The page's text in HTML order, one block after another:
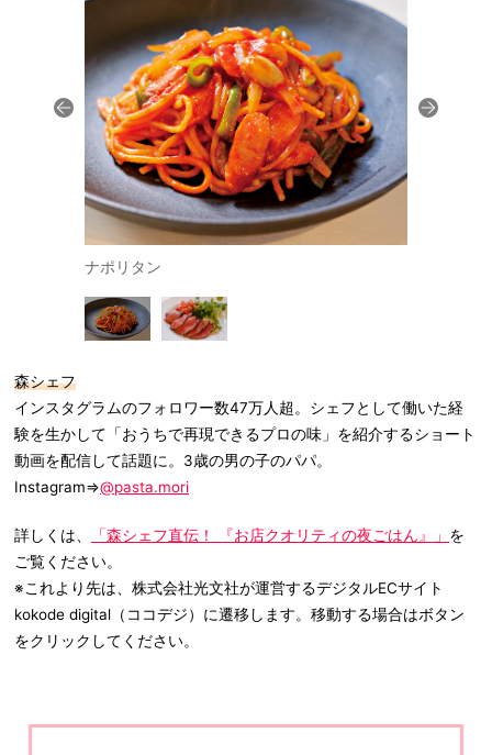
ナポリタン
森シェフ
インスタグラムのフォロワー数47万人超。シェフとして働いた経
験を生かして「おうちで再現できるプロの味」を紹介するショート
動画を配信して話題に。3歳の男の子のパパ。
Instagram⇒@pasta.mori
詳しくは、 「森シェフ直伝！ 『お店クオリティの夜ごはん』」 を
ご覧ください。
※これより先は、株式会社光文社が運営するデジタルECサイト
kokode digital（ココデジ）に遷移します。移動する場合はボタン
をクリックしてください。